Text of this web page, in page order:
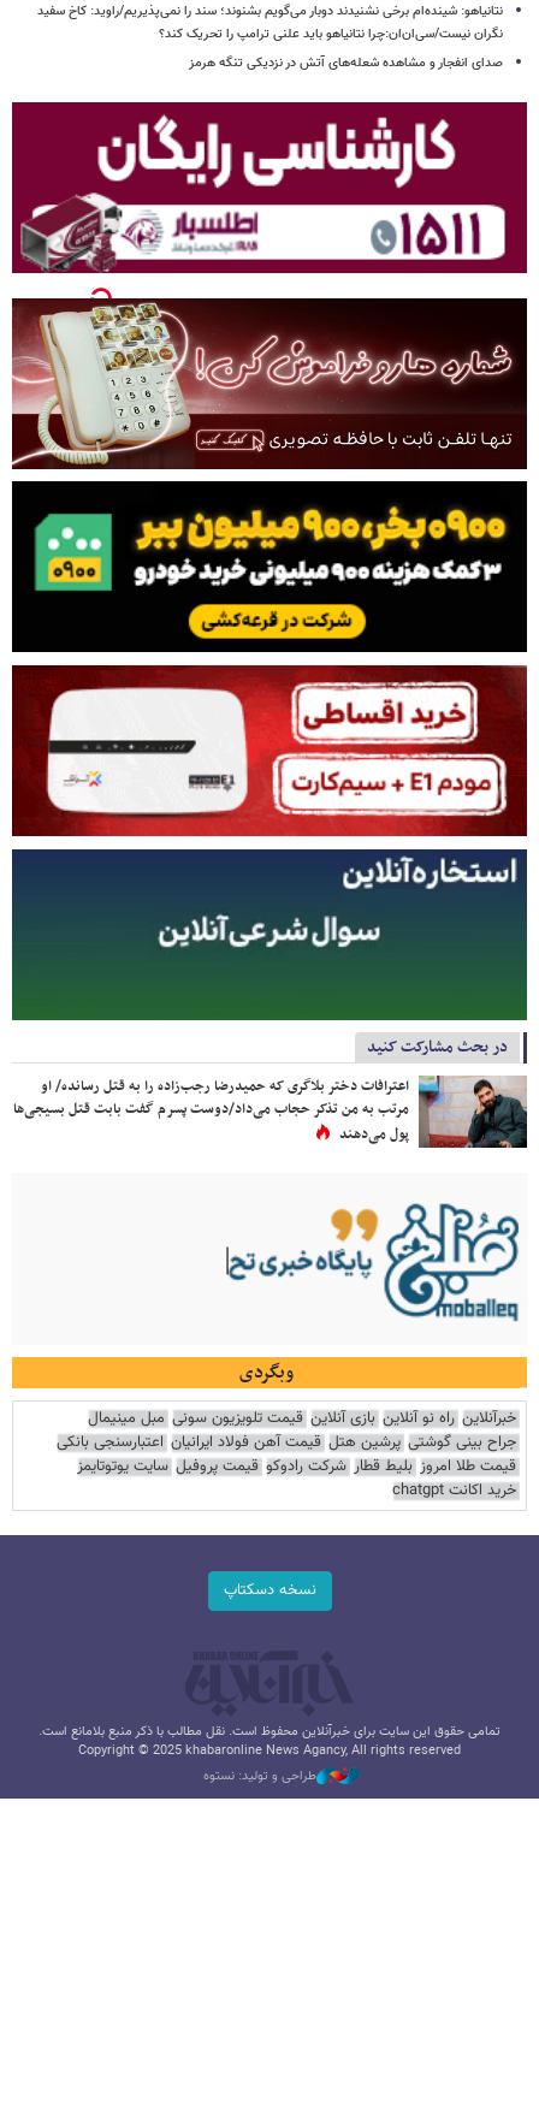
نتانیاهو: شینده‌ام برخی نشنیدند دوبار می‌گویم بشنوند؛ سند را نمی‌پذیریم/راوید: کاخ سفید
نگران نیست/سی‌ان‌ان:چرا نتانیاهو باید علنی ترامپ را تحریک کند؟
صدای انفجار و مشاهده شعله‌های آتش در نزدیکی تنگه هرمز
در بحث مشارکت کنید
اعترافات دختر بلاگری که حمیدرضا رجب‌زاده را به قتل رسانده/ او
مرتب به من تذکر حجاب می‌داد/دوست پسرم گفت بابت قتل بسیجی‌ها
پول می‌دهند
وبگردی
خبرآنلاین راه نو آنلاین بازی آنلاین قیمت تلویزیون سونی مبل مینیمال
جراح بینی گوشتی پرشین هتل قیمت آهن فولاد ایرانیان اعتبارسنجی بانکی
قیمت طلا امروز بلیط قطار شرکت رادوکو قیمت پروفیل سایت یوتوتایمز
خرید اکانت chatgpt
نسخه دسکتاپ
تمامی حقوق این سایت برای خبرآنلاین محفوظ است. نقل مطالب با ذکر منبع بلامانع است.
Copyright © 2025 khabaronline News Agancy, All rights reserved
طراحی و تولید: نستوه